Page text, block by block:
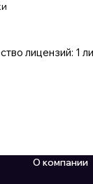
лицензий: 1
О компании